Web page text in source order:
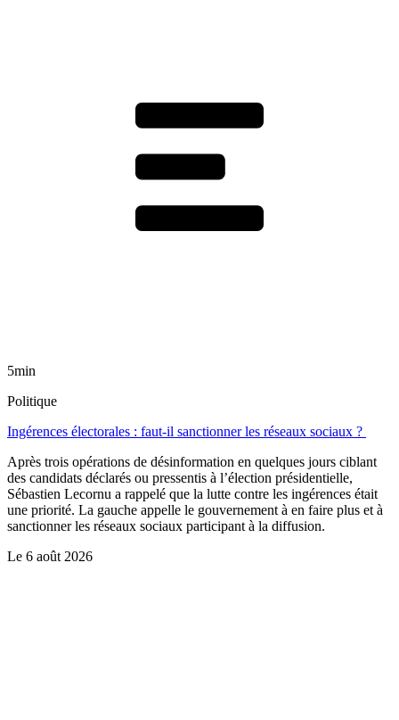
5min
Politique
Ingérences électorales : faut-il sanctionner les réseaux sociaux ?
Après trois opérations de désinformation en quelques jours ciblant
des candidats déclarés ou pressentis à l’élection présidentielle,
Sébastien Lecornu a rappelé que la lutte contre les ingérences était
une priorité. La gauche appelle le gouvernement à en faire plus et à
sanctionner les réseaux sociaux participant à la diffusion.
Le 6 août 2026